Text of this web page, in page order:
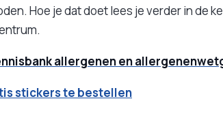
Hoe je dat doet lees je verder in de
allergenen en
stickers te bestellen